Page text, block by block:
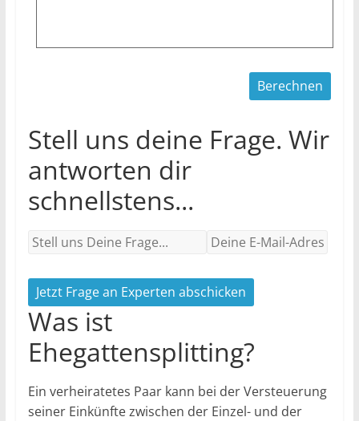
Stell uns deine Frage. Wir
antworten dir
schnellstens...
Jetzt Frage an Experten abschicken
Was ist
Ehegattensplitting?
Ein verheiratetes Paar kann bei der Versteuerung
seiner Einkünfte zwischen der Einzel- und der